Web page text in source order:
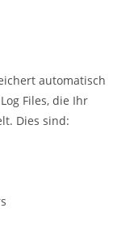
automatisch
Files, die Ihr
Dies sind: